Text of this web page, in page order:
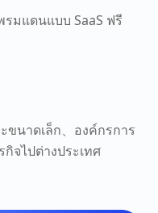
มแดนแบบ SaaS ฟรี
นาดเล็ก、องค์กรการ
จไปต่างประเทศ